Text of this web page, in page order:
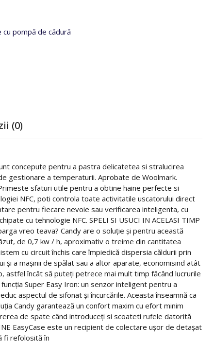
cu pompă de cădură
(0)
concepute pentru a pastra delicatetea si stralucirea
gestionare a temperaturii. Aprobate de Woolmark.
Primeste sfaturi utile pentru a obtine haine perfecte si
NFC, poti controla toate activitatile uscatorului direct
pentru fiecare nevoie sau verificarea inteligenta, cu
cu tehnologie NFC. SPELI SI USUCI IN ACELASI TIMP
vreo teava? Candy are o soluție și pentru această
de 0,7 kw / h, aproximativ o treime din cantitatea
cu circuit închis care împiedică dispersia căldurii prin
și a mașinii de spălat sau a altor aparate, economisind atât
astfel încât să puteți petrece mai mult timp făcând lucrurile
Super Easy Iron: un senzor inteligent pentru a
aspectul de sifonat și încurcările. Aceasta înseamnă ca
Candy garantează un confort maxim cu efort minim
de spate când introduceți si scoateti rufele datorită
EasyCase este un recipient de colectare ușor de detașat
fi refolosită în